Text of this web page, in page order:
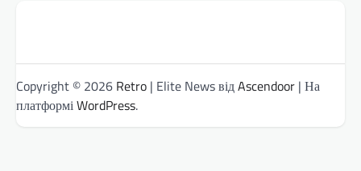
Copyright © 2026 Retro | Elite News відAscendoor | На
платформіWordPress.